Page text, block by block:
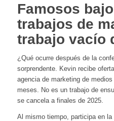
Famosos
trabajos de
trabajo vacío
¿Qué ocurre después de la
sorprendente. Kevin recibe
agencia de marketing de
meses. No es un trabajo de
se cancela a finales de 2025.
Al mismo tiempo, participa en